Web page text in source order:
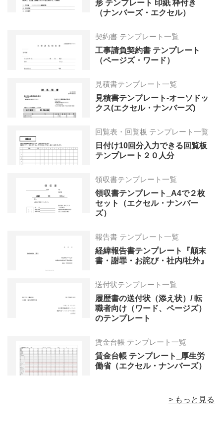
形 テンプレート 印紙 枠付き
（ナンバーズ・エクセル）
契約書 テンプレート一覧
工事請負契約書 テンプレート
（ページズ・ワード）
見積書テンプレート一覧
見積書テンプレート-オーソドッ
クス(エクセル・ナンバーズ)
回覧表・回覧板 テンプレート一覧
日付け10回分入力できる回覧板
テンプレート２０人分
領収書テンプレート一覧
領収書テンプレート_A4で２枚
セット（エクセル・ナンバー
ズ）
報告書 テンプレート一覧
経緯報告書テンプレート『顛末
書・謝罪・お詫び・社内/社外』
送付状テンプレート一覧
履歴書の送付状（添え状）/ 転
職者向け（ワード、ページズ）
のテンプレート
賃金台帳 テンプレート一覧
賃金台帳 テンプレート_厚生労
働省（エクセル・ナンバーズ）
> もっと見る